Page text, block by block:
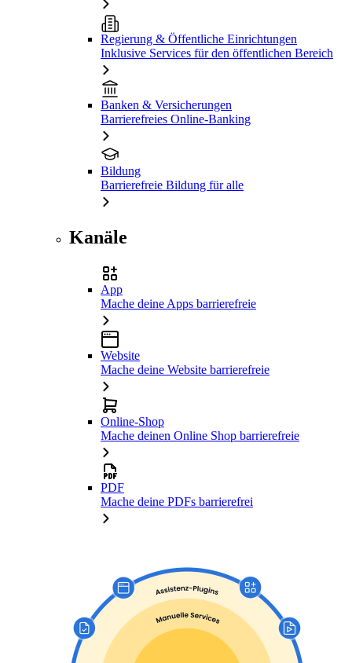
Regierung & Öffentliche Einrichtungen
Inklusive Services für den öffentlichen Bereich
Banken & Versicherungen
Barrierefreies Online-Banking
Bildung
Barrierefreie Bildung für alle
Kanäle
App
Mache deine Apps barrierefreie
Website
Mache deine Website barrierefreie
Online-Shop
Mache deinen Online Shop barrierefreie
PDF
Mache deine PDFs barrierefrei